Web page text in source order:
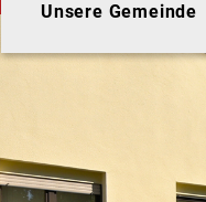
Unsere Gemeinde